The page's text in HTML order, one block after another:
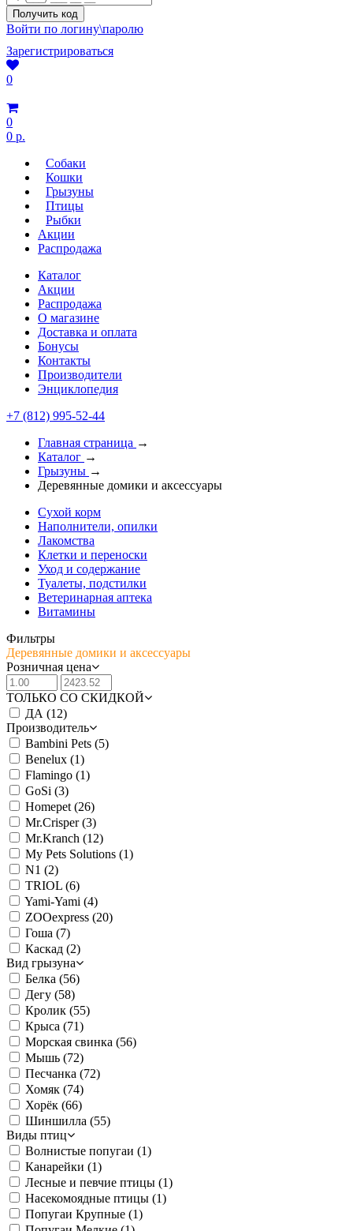
Войти по логину\паролю
Зарегистрироваться
0
0
0 р.
Собаки
Кошки
Грызуны
Птицы
Рыбки
Акции
Распродажа
Каталог
Акции
Распродажа
О магазине
Доставка и оплата
Бонусы
Контакты
Производители
Энциклопедия
+7 (812) 995-52-44
Главная страница →
Каталог →
Грызуны →
Деревянные домики и аксессуары
Сухой корм
Наполнители, опилки
Лакомства
Клетки и переноски
Уход и содержание
Туалеты, подстилки
Ветеринарная аптека
Витамины
Фильтры
Деревянные домики и аксессуары
Розничная цена
ТОЛЬКО СО СКИДКОЙ
ДА (12)
Производитель
Bambini Pets (5)
Benelux (1)
Flamingo (1)
GoSi (3)
Homepet (26)
Mr.Crisper(3)
Mr.Kranch (12)
My Pets Solutions (1)
N1 (2)
TRIOL (6)
Yami-Yami (4)
ZOOexpress (20)
Гоша (7)
Каскад (2)
Вид грызуна
Белка (56)
Дегу (58)
Кролик (55)
Крыса (71)
Морская свинка (56)
Мышь (72)
Песчанка (72)
Хомяк (74)
Хорёк (66)
Шиншилла (55)
Виды птиц
Волнистые попугаи (1)
Канарейки (1)
Лесные и певчие птицы (1)
Насекомоядные птицы (1)
Попугаи Крупные (1)